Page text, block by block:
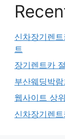
신차장기렌
트
장기렌트카
부산웨딩박
웹사이트 상
신차장기렌